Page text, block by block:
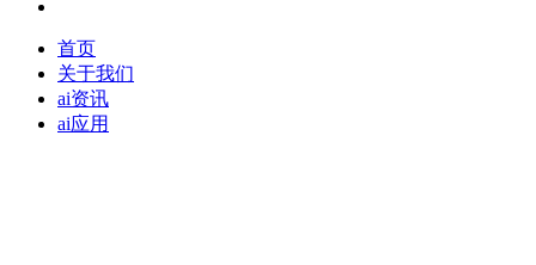
首页
关于我们
ai资讯
ai应用